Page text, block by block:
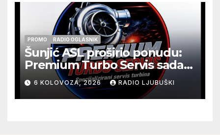
PROMO RADIO OGLASNIK
Šunjić ASL proširio ponudu:
Premium Turbo Servis sada
na jednoj adresi u Ljubuškom
6 KOLOVOZA, 2026 RADIO LJUBUŠKI